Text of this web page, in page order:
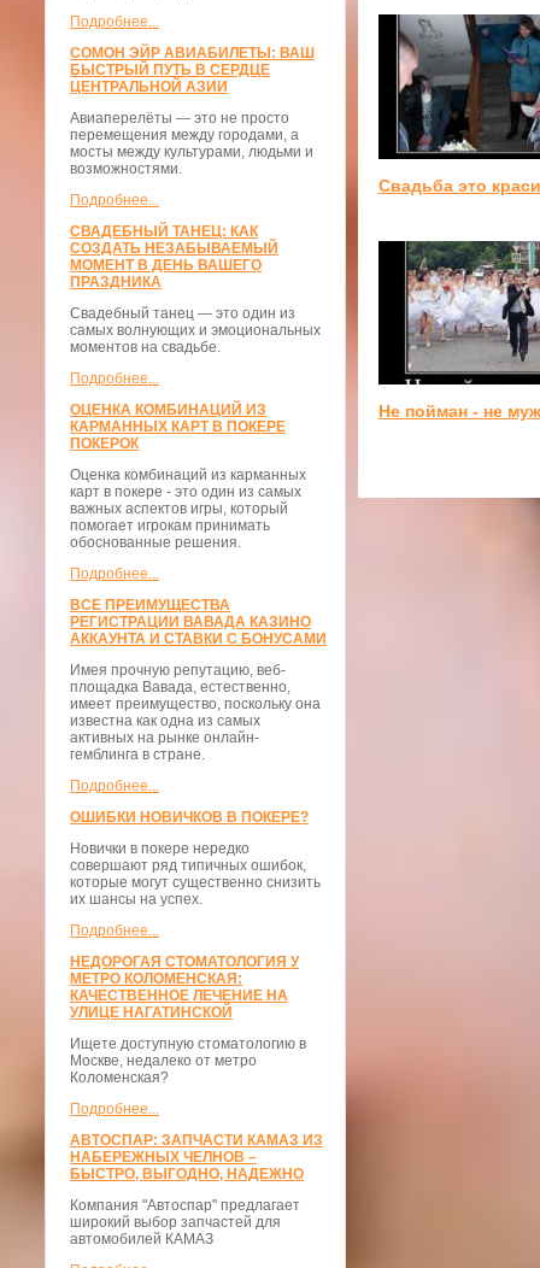
Подробнее...
СОМОН ЭЙР АВИАБИЛЕТЫ: ВАШ
БЫСТРЫЙ ПУТЬ В СЕРДЦЕ
ЦЕНТРАЛЬНОЙ АЗИИ
Авиаперелёты — это не просто
перемещения между городами, а
мосты между культурами, людьми и
возможностями.
Подробнее...
СВАДЕБНЫЙ ТАНЕЦ: КАК
СОЗДАТЬ НЕЗАБЫВАЕМЫЙ
МОМЕНТ В ДЕНЬ ВАШЕГО
ПРАЗДНИКА
Свадебный танец — это один из
самых волнующих и эмоциональных
моментов на свадьбе.
Подробнее...
ОЦЕНКА КОМБИНАЦИЙ ИЗ
КАРМАННЫХ КАРТ В ПОКЕРЕ
ПОКЕРОК
Оценка комбинаций из карманных
карт в покере - это один из самых
важных аспектов игры, который
помогает игрокам принимать
обоснованные решения.
Подробнее...
ВСЕ ПРЕИМУЩЕСТВА
РЕГИСТРАЦИИ ВАВАДА КАЗИНО
АККАУНТА И СТАВКИ С БОНУСАМИ
Имея прочную репутацию, веб-
площадка Вавада, естественно,
имеет преимущество, поскольку она
известна как одна из самых
активных на рынке онлайн-
гемблинга в стране.
Подробнее...
ОШИБКИ НОВИЧКОВ В ПОКЕРЕ?
Новички в покере нередко
совершают ряд типичных ошибок,
которые могут существенно снизить
их шансы на успех.
Подробнее...
НЕДОРОГАЯ СТОМАТОЛОГИЯ У
МЕТРО КОЛОМЕНСКАЯ:
КАЧЕСТВЕННОЕ ЛЕЧЕНИЕ НА
УЛИЦЕ НАГАТИНСКОЙ
Ищете доступную стоматологию в
Москве, недалеко от метро
Коломенская?
Подробнее...
АВТОСПАР: ЗАПЧАСТИ КАМАЗ ИЗ
НАБЕРЕЖНЫХ ЧЕЛНОВ –
БЫСТРО, ВЫГОДНО, НАДЕЖНО
Компания "Автоспар" предлагает
широкий выбор запчастей для
автомобилей КАМАЗ
Свадьба это
Не пойман - не муж